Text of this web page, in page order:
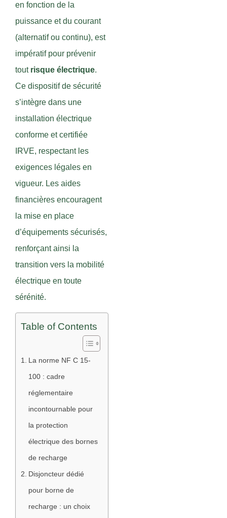
en fonction de la
puissance et du courant
(alternatif ou continu), est
impératif pour prévenir
tout risque électrique.
Ce dispositif de sécurité
s’intègre dans une
installation électrique
conforme et certifiée
IRVE, respectant les
exigences légales en
vigueur. Les aides
financières encouragent
la mise en place
d’équipements sécurisés,
renforçant ainsi la
transition vers la mobilité
électrique en toute
sérénité.
Table of Contents
La norme NF C 15-
100 : cadre
réglementaire
incontournable pour
la protection
électrique des bornes
de recharge
Disjoncteur dédié
pour borne de
recharge : un choix